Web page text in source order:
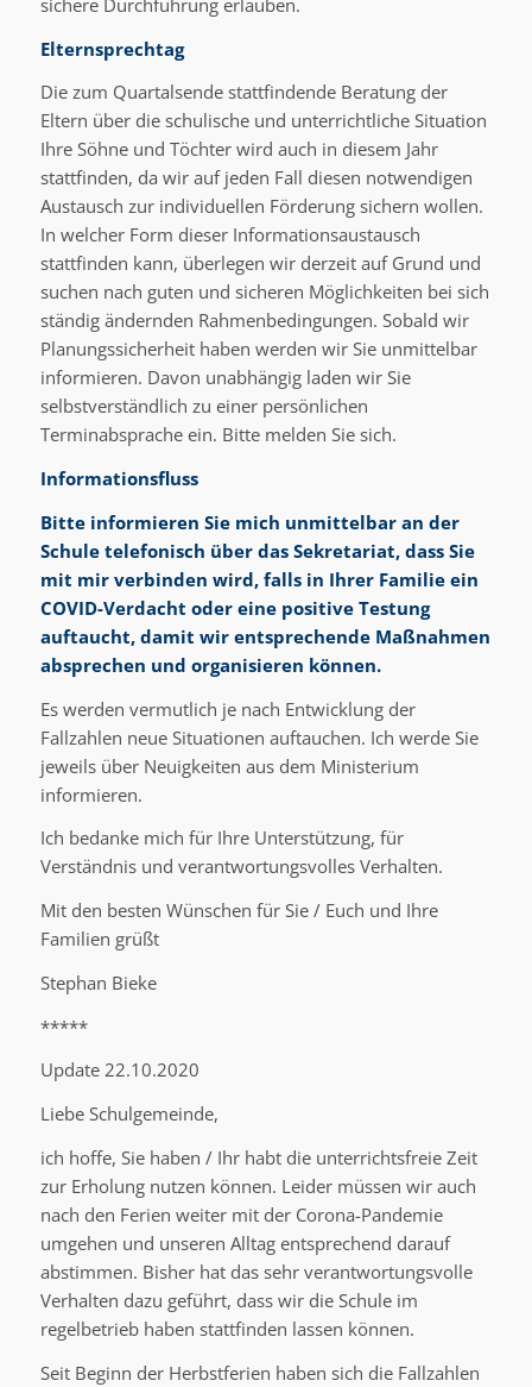
Elternsprechtag
Die zum Quartalsende stattfindende Beratung der
Eltern über die schulische und unterrichtliche Situation
Ihre Söhne und Töchter wird auch in diesem Jahr
stattfinden, da wir auf jeden Fall diesen notwendigen
Austausch zur individuellen Förderung sichern wollen.
In welcher Form dieser Informationsaustausch
stattfinden kann, überlegen wir derzeit auf Grund und
suchen nach guten und sicheren Möglichkeiten bei sich
ständig ändernden Rahmenbedingungen. Sobald wir
Planungssicherheit haben werden wir Sie unmittelbar
informieren. Davon unabhängig laden wir Sie
selbstverständlich zu einer persönlichen
Terminabsprache ein. Bitte melden Sie sich.
Informationsfluss
Bitte informieren Sie mich unmittelbar an der
Schule telefonisch über das Sekretariat, dass Sie
mit mir verbinden wird, falls in Ihrer Familie ein
COVID-Verdacht oder eine positive Testung
auftaucht, damit wir entsprechende Maßnahmen
absprechen und organisieren können.
Es werden vermutlich je nach Entwicklung der
Fallzahlen neue Situationen auftauchen. Ich werde Sie
jeweils über Neuigkeiten aus dem Ministerium
informieren.
Ich bedanke mich für Ihre Unterstützung, für
Verständnis und verantwortungsvolles Verhalten.
Mit den besten Wünschen für Sie / Euch und Ihre
Familien grüßt
Stephan Bieke
*****
Update 22.10.2020
Liebe Schulgemeinde,
ich hoffe, Sie haben / Ihr habt die unterrichtsfreie Zeit
zur Erholung nutzen können. Leider müssen wir auch
nach den Ferien weiter mit der Corona-Pandemie
umgehen und unseren Alltag entsprechend darauf
abstimmen. Bisher hat das sehr verantwortungsvolle
Verhalten dazu geführt, dass wir die Schule im
regelbetrieb haben stattfinden lassen können.
Seit Beginn der Herbstferien haben sich die Fallzahlen